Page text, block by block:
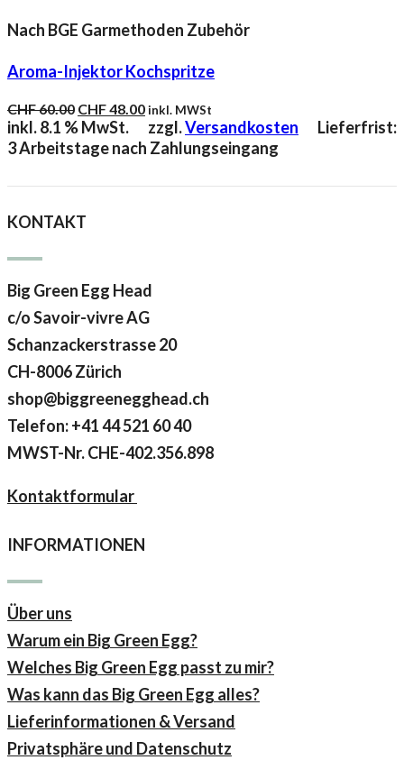
Nach BGE Garmethoden Zubehör
Aroma-Injektor Kochspritze
CHF60.00 Ursprünglicher
Preis
war:
CHF 60.00
CHF48.00Aktueller
Preis
ist:
CHF 48.00.
inkl. MWSt
inkl. 8.1 % MwSt. zzgl.Versandkosten
Lieferfrist:
3 Arbeitstage nach Zahlungseingang
KONTAKT
Big Green Egg Head
c/o Savoir-vivre AG
Schanzackerstrasse 20
CH-8006 Zürich
shop@biggreenegghead.ch
Telefon: +41 44 521 60 40
MWST-Nr.CHE-402.356.898
Kontaktformular
INFORMATIONEN
Über uns
Warum ein Big Green Egg?
Welches Big Green Egg passt zu mir?
Was kann das Big Green Egg alles?
Lieferinformationen & Versand
Privatsphäre und Datenschutz